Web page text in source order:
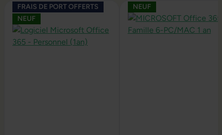
Ignorer la galerie de produits
FRAIS DE PORT OFFERTS
NEUF
NEUF